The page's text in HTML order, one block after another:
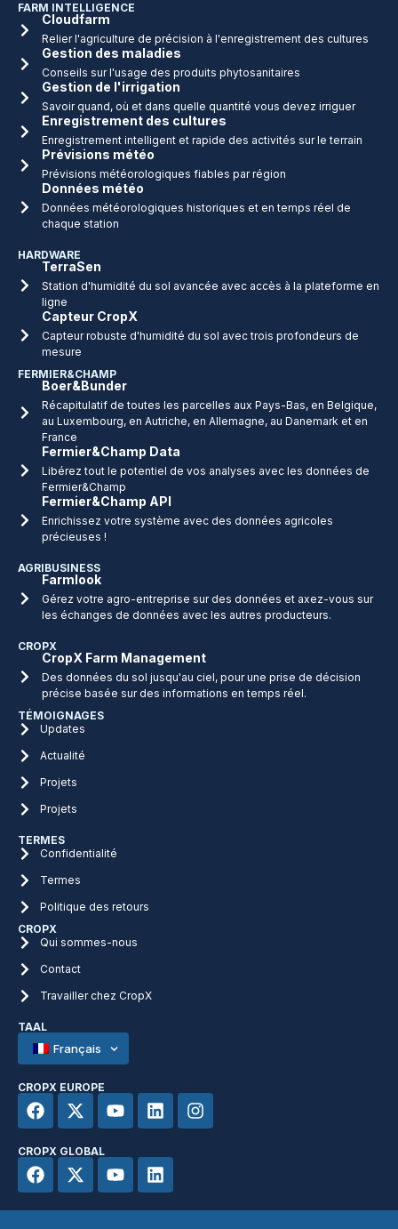
FARM INTELLIGENCE
Cloudfarm
Relier l'agriculture de précision à l'enregistrement des cultures
Gestion des maladies
Conseils sur l'usage des produits phytosanitaires
Gestion de l'irrigation
Savoir quand, où et dans quelle quantité vous devez irriguer
Enregistrement des cultures
Enregistrement intelligent et rapide des activités sur le terrain
Prévisions météo
Prévisions météorologiques fiables par région
Données météo
Données météorologiques historiques et en temps réel de
chaque station
HARDWARE
TerraSen
Station d'humidité du sol avancée avec accès à la plateforme en
ligne
Capteur CropX
Capteur robuste d'humidité du sol avec trois profondeurs de
mesure
FERMIER&CHAMP
Boer&Bunder
Récapitulatif de toutes les parcelles aux Pays-Bas, en Belgique,
au Luxembourg, en Autriche, en Allemagne, au Danemark et en
France
Fermier&Champ Data
Libérez tout le potentiel de vos analyses avec les données de
Fermier&Champ
Fermier&Champ API
Enrichissez votre système avec des données agricoles
précieuses !
AGRIBUSINESS
Farmlook
Gérez votre agro-entreprise sur des données et axez-vous sur
les échanges de données avec les autres producteurs.
CROPX
CropX Farm Management
Des données du sol jusqu'au ciel, pour une prise de décision
précise basée sur des informations en temps réel.
TÉMOIGNAGES
Updates
Actualité
Projets
Projets
TERMES
Confidentialité
Termes
Politique des retours
CROPX
Qui sommes-nous
Contact
Travailler chez CropX
TAAL
Français
CROPX EUROPE
CROPX GLOBAL